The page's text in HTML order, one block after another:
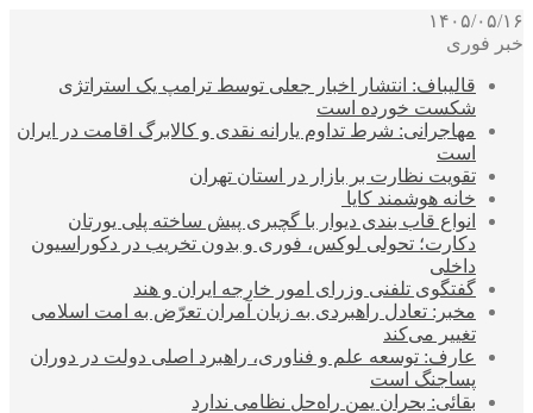
۱۴۰۵/۰۵/۱۶
خبر فوری
قالیباف: انتشار اخبار جعلی توسط ترامپ یک استراتژی
شکست خورده است
مهاجرانی: شرط تداوم یارانه نقدی و کالابرگ اقامت در ایران
است
تقویت نظارت بر بازار در استان تهران
خانه هوشمند کایا
انواع قاب بندی دیوار با گچبری پیش ساخته پلی یورتان
دکارت؛ تحولی لوکس، فوری و بدون تخریب در دکوراسیون
داخلی
گفتگوی تلفنی وزرای امور خارجه ایران و هند
مخبر: تعادل راهبردی به زیان آمران تعرّض به امت اسلامی
تغییر می‌کند
عارف: توسعه علم و فناوری، راهبرد اصلی دولت در دوران
پساجنگ است
بقائی: بحران یمن راه‌حل نظامی ندارد